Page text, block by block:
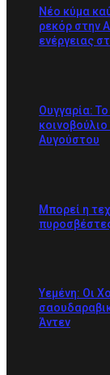
Νέο κύμα
ρεκόρ στην
ενέργειας
Ουγγαρία:
Αυγούστου
Μπορεί η
Υεμένη: Οι
Άντεν